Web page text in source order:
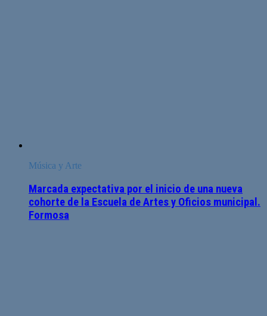
Música y Arte
Marcada expectativa por el inicio de una nueva
cohorte de la Escuela de Artes y Oficios municipal.
Formosa